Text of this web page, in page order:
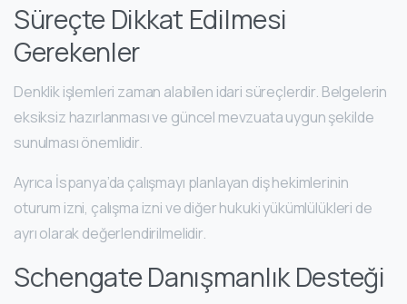
Süreçte Dikkat Edilmesi
Gerekenler
Denklik işlemleri zaman alabilen idari süreçlerdir. Belgelerin
eksiksiz hazırlanması ve güncel mevzuata uygun şekilde
sunulması önemlidir.
Ayrıca İspanya’da çalışmayı planlayan diş hekimlerinin
oturum izni, çalışma izni ve diğer hukuki yükümlülükleri de
ayrı olarak değerlendirilmelidir.
Schengate Danışmanlık Desteği